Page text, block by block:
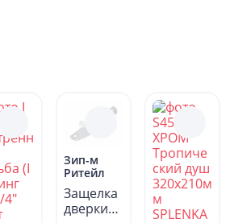
Зип-м
Ритейл
Защелка
дверки